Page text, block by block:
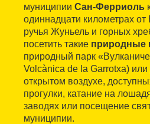
муниципии Сан-Ферриоль
одиннадцати километрах
ручья Жуньель и горных
посетить такие природные
природный парк
Volcànica de la Garrotxa)
открытом воздухе,
прогулки, катание на
заводях или посещение
муниципии.